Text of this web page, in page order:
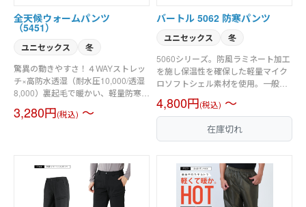
全天候ウォームパンツ
（5451）
ユニセックス 冬
驚異の動きやすさ！４WAYストレッ
チ×高防水透湿（耐水圧10,000/透湿
8,000）裏起毛で暖かい、軽量防寒レ
3,280円(税込) ～
バートル 5062 防寒パンツ
ユニセックス 冬
5060シリーズ。防風ラミネート加工
を施し保温性を確保した軽量マイク
ロソフトシェル素材を使用。一般の
ャブル機能を配備。重厚なルックス
ながら軽やかなフィッティングを実
現。男女ユニセックスの着用に対
応。素材／マイクロソフトシェル
耐水圧10,000mm
4,800円(税込) ～
在庫切れ